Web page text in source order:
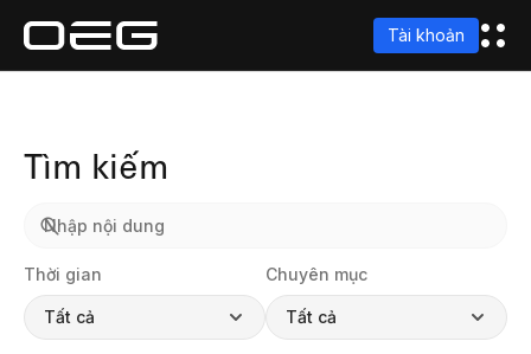
Tài khoản
Tìm kiếm
Thời gian
Tất cả
Chuyên mục
Tất cả